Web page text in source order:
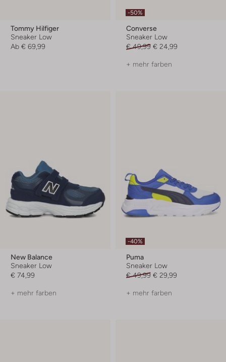
Tommy Hilfiger
Sneaker Low
Ab € 69,99
-50%
Converse
Sneaker Low
€ 49,99 € 24,99
+ mehr farben
New Balance
Sneaker Low
€ 74,99
+ mehr farben
-40%
Puma
Sneaker Low
€ 49,99 € 29,99
+ mehr farben